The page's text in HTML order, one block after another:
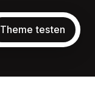
Theme testen